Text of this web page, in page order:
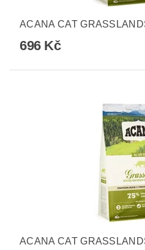
ACANA CAT
696 Kč
ACANA CAT